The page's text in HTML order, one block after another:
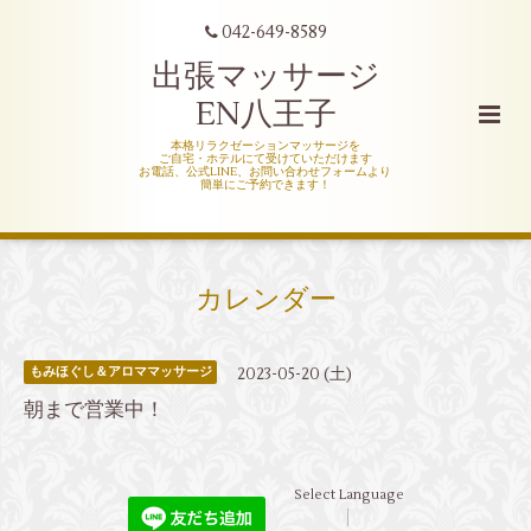
042-649-8589
出張マッサージ
EN八王子
本格リラクゼーションマッサージを
ご自宅・ホテルにて受けていただけます
お電話、公式LINE、お問い合わせフォームより
簡単にご予約できます！
カレンダー
もみほぐし＆アロママッサージ 2023-05-20 (土)
朝まで営業中！
Select Language